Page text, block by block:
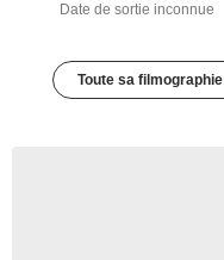
Date de sortie inconnue
Toute sa filmographie